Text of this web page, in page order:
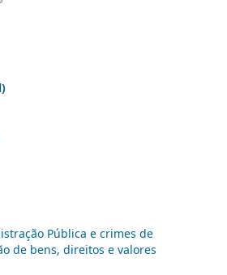
Pública e crimes de
de bens, direitos e valores